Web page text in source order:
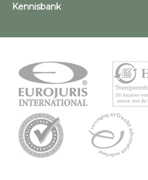
Kennisbank